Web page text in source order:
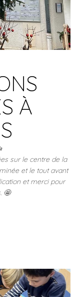
À
sur le centre de la
et le tout avant
et merci pour
🤩